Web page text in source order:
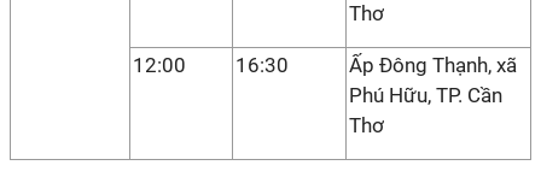
Thơ
12:00 16:30
Ấp Đông Thạnh, xã
Phú Hữu, TP. Cần
Thơ